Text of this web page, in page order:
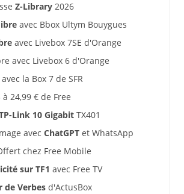
Z-Library2026
avec Bbox Ultym Bouygues
avec Livebox 7SE d'Orange
avec Livebox 6 d'Orange
la Box 7 de SFR
à 24,99 € de Free
Link 10 GigabitTX401
avec ChatGPTet WhatsApp
chez Free Mobile
sur TF1 avec Free TV
de Verbesd'ActusBox